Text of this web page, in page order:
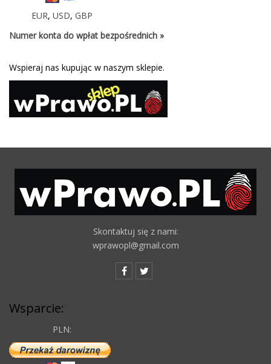
EUR, USD, GBP
Numer konta do wpłat bezpośrednich »
Wspieraj nas kupując w naszym sklepie.
Skontaktuj się z nami:
wprawopl@gmail.com
Wsparcie:
PLN: